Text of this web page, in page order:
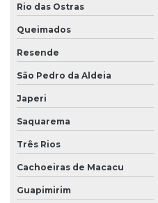
Rio das Ostras
Queimados
Resende
São Pedro da Aldeia
Japeri
Saquarema
Três Rios
Cachoeiras de Macacu
Guapimirim